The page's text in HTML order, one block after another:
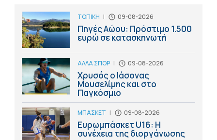
ΤΟΠΙΚΗ | 09-08-2026
Πηγές Αώου: Πρόστιμο 1.500
ευρώ σε κατασκηνωτή
ΑΛΛΑ ΣΠΟΡ | 09-08-2026
Χρυσός ο Ιάσονας
Μουσελίμης και στο
Παγκόσμιο
ΜΠΑΣΚΕΤ | 09-08-2026
Ευρωμπάσκετ U16: Η
συνέχεια της διοργάνωσης